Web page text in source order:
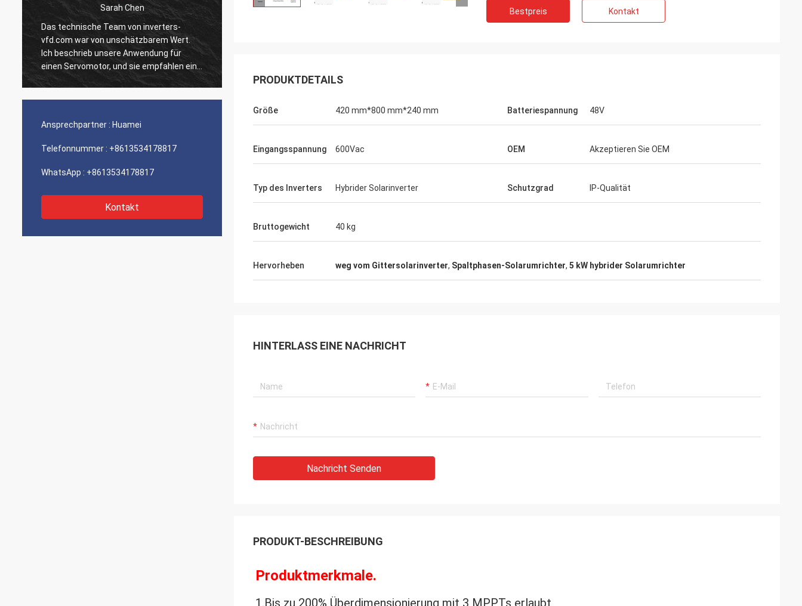
Sarah Chen
Das technische Team von inverters-
vfd.com war von unschätzbarem Wert.
Ich beschrieb unsere Anwendung für
einen Servomotor, und sie empfahlen ein
Modell mit überlegenem dynamischen
Beratung und ein Hochleistungsprodukt!
David "Big D" Kowalski
Integration ist die Kommunikation
Wir sind beeindruckt von der Logistik und
Emily White
verwendet haben, zu einem Bruchteil der
Kosten. Hervorragend für spezielle
für Industriekomponenten.
Ansprechpartner : Huamei
Telefonnummer : +8613534178817
WhatsApp : +8613534178817
Kontakt
Bestpreis Kontakt
PRODUKTDETAILS
Größe 420 mm*800 mm*240 mm Batteriespannung 48V
Eingangsspannung 600Vac OEM Akzeptieren Sie OEM
Typ des Inverters Hybrider Solarinverter Schutzgrad IP-Qualität
Bruttogewicht 40 kg
Hervorheben weg vom Gittersolarinverter, Spaltphasen-Solarumrichter, 5 kW hybrider Solarumrichter
HINTERLASS EINE NACHRICHT
Nachricht Senden
PRODUKT-BESCHREIBUNG
Produktmerkmale.
1.Bis zu 200% Überdimensionierung mit 3 MPPTs erlaubt